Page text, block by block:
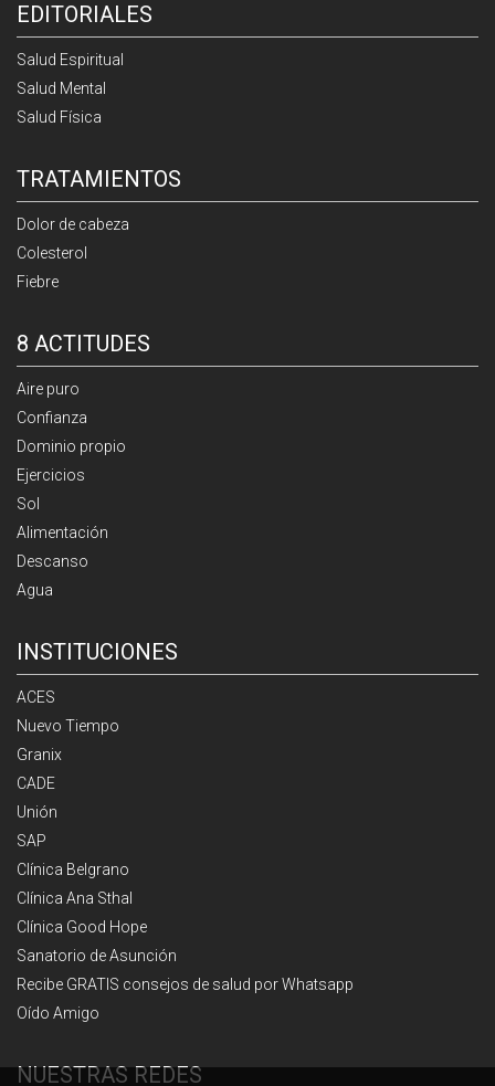
EDITORIALES
Salud Espiritual
Salud Mental
Salud Física
TRATAMIENTOS
Dolor de cabeza
Colesterol
Fiebre
8 ACTITUDES
Aire puro
Confianza
Dominio propio
Ejercicios
Sol
Alimentación
Descanso
Agua
INSTITUCIONES
ACES
Nuevo Tiempo
Granix
CADE
Unión
SAP
Clínica Belgrano
Clínica Ana Sthal
Clínica Good Hope
Sanatorio de Asunción
Recibe GRATIS consejos de salud por Whatsapp
Oído Amigo
NUESTRAS REDES